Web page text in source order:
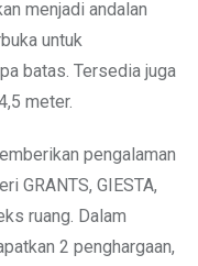
menjadi andalan
untuk
batas. Tersedia juga
meter.
pengalaman
GRANTS, GIESTA,
ruang. Dalam
2 penghargaan,